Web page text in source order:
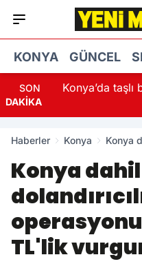
KONYA GÜNCEL
SON
DAKİKA
Konya’da taşlı
Haberler Konya
Konya
Konya
TL'lik